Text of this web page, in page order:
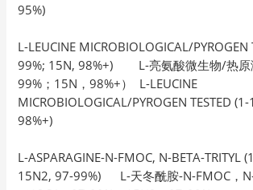
95%)
L-LEUCINE MICROBIOLOGICAL/PYROGEN
99%; 15N, 98%+) L-亮氨酸微生物/热原
99%；15N，98%+） L-LEUCINE
MICROBIOLOGICAL/PYROGEN TESTED
98%+)
L-ASPARAGINE-N-FMOC, N-BETA-TRITYL
15N2, 97-99%) L-天冬酰胺-N-FMOC，